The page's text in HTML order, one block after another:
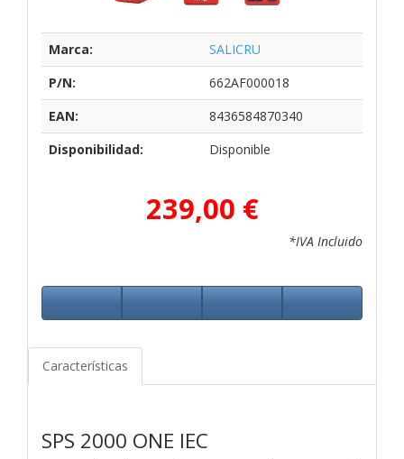
Marca:
SALICRU
P/N:
662AF000018
EAN:
8436584870340
Disponibilidad:
Disponible
239,00 €
*IVA Incluido
Características
SPS 2000 ONE IEC